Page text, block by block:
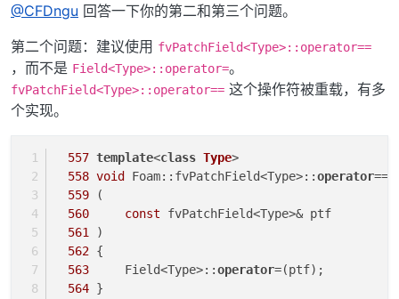
@CFDngu 回答一下你的第二和第三个问题。
第二个问题：建议使用 fvPatchField<Type>::operator==
，而不是 Field<Type>::operator=。
fvPatchField<Type>::operator== 这个操作符被重载，有多
个实现。
557 template<class Type>
558 void Foam::fvPatchField<Type>::operator==
559 (
560
const fvPatchField<Type>& ptf
561 )
562 {
563
     Field<Type>::
operator=(ptf);
564 }